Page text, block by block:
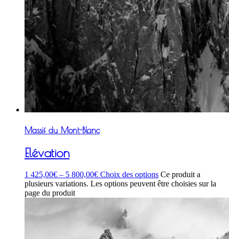
Massif du Mont-Blanc
Elévation
1 425,00€ – 5 800,00€ Choix des options Ce produit a
plusieurs variations. Les options peuvent être choisies sur la
page du produit